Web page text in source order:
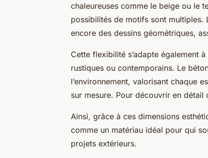
chaleureuses comme le beige ou le
possibilités de motifs sont multiples.
encore des dessins géométriques,
Cette flexibilité s’adapte également
rustiques ou contemporains. Le
l’environnement, valorisant chaque
sur mesure. Pour découvrir en
Ainsi, grâce à ces dimensions
comme un matériau idéal pour qui
projets extérieurs.